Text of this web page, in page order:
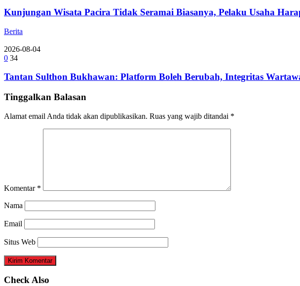
Kunjungan Wisata Pacira Tidak Seramai Biasanya, Pelaku Usaha
Berita
2026-08-04
0 34
Tantan Sulthon Bukhawan: Platform Boleh Berubah, Integritas
Tinggalkan Balasan
Alamat email Anda tidak akan dipublikasikan. Ruas yang wajib ditandai *
Komentar *
Nama
Email
Situs Web
Check Also